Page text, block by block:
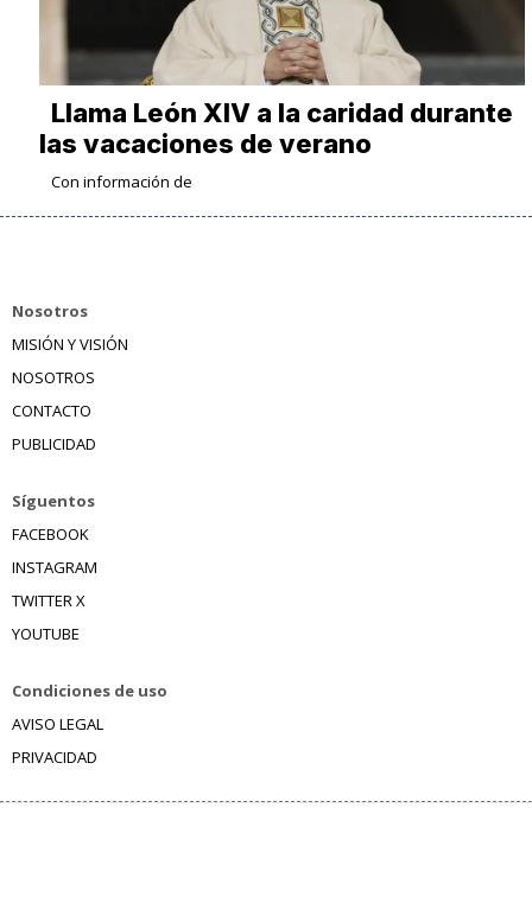
Llama León XIV a la caridad durante
las vacaciones de verano
Con información de
Nosotros
MISIÓN Y VISIÓN
NOSOTROS
CONTACTO
PUBLICIDAD
Síguentos
FACEBOOK
INSTAGRAM
TWITTER X
YOUTUBE
Condiciones de uso
AVISO LEGAL
PRIVACIDAD